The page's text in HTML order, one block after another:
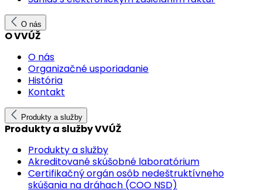
O nás
O VVÚŽ
O nás
Organizačné usporiadanie
História
Kontakt
Produkty a služby
Produkty a služby VVÚŽ
Produkty a služby
Akreditované skúšobné laboratórium
Certifikačný orgán osôb nedeštruktívneho
skúšania na dráhach (COO NSD)